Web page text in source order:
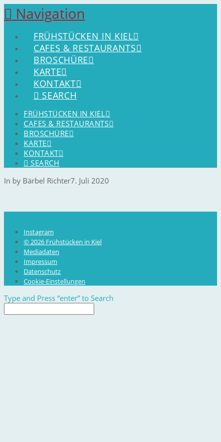
Navigation
FRÜHSTÜCKEN IN KIEL
CAFES & RESTAURANTS
BROSCHÜRE
KARTE
KONTAKT
SEARCH
FRÜHSTÜCKEN IN KIEL
CAFES & RESTAURANTS
BROSCHÜRE
KARTE
KONTAKT
SEARCH
In by Bärbel Richter7. Juli 2020
Instagram
© 2026 Frühstücken in Kiel
Mediadaten
Impressum
Datenschutz
Cookie-Einstellungen
Type and Press “enter” to Search